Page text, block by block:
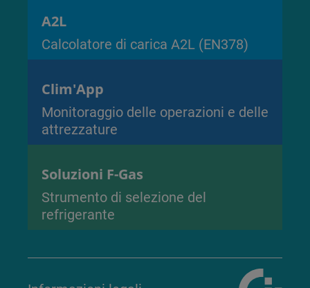
A2L
Calcolatore di carica A2L (EN378)
Clim'App
Monitoraggio delle operazioni e delle
attrezzature
Soluzioni F-Gas
Strumento di selezione del
refrigerante